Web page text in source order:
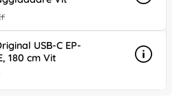
pris
USB-C EP-
180 cm Vit
pris
Info
mer